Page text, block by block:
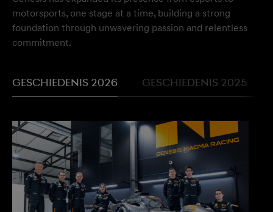
motorsports, one stage at a time, building a strong
foundation through unwavering passion and relentless
commitment.
Geschiedenis 2026 Geschiedenis 2025